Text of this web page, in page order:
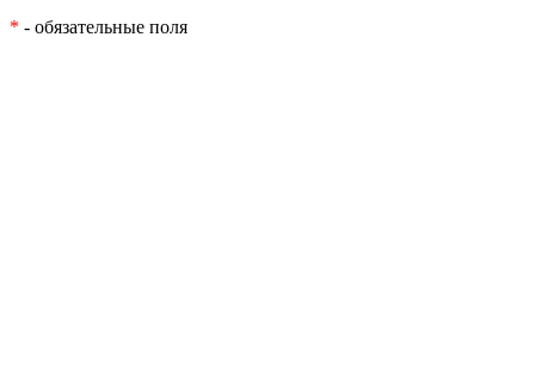
* - обязательные поля